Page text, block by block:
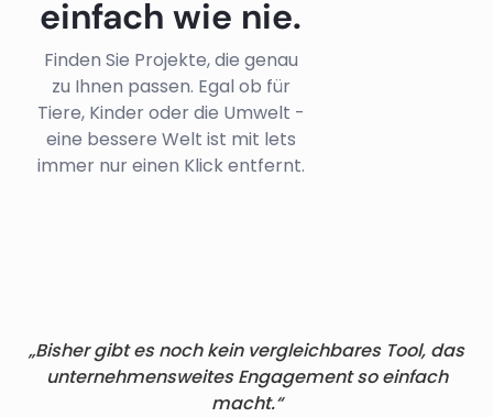
einfach wie nie.
Finden Sie Projekte, die genau
zu Ihnen passen. Egal ob für
Tiere, Kinder oder die Umwelt -
eine bessere Welt ist mit lets
immer nur einen Klick entfernt.
„Bisher gibt es noch kein vergleichbares Tool, das
unternehmensweites Engagement so einfach
macht.“